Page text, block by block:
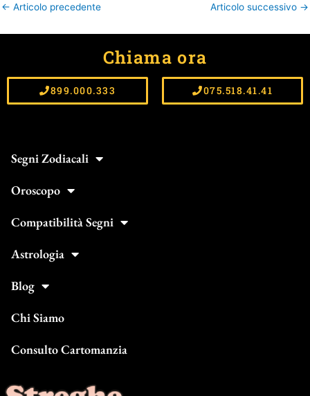
← Articolo precedente Articolo successivo →
Chiama ora
899.000.333 075.518.41.41
Segni Zodiacali
Oroscopo
Compatibilità Segni
Astrologia
Blog
Chi Siamo
Consulto Cartomanzia